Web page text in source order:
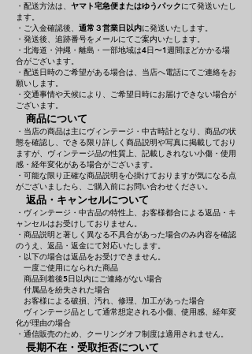
・配送方法は、 ヤマト宅急便またはゆうパックにて発送いたし
ます。
・ご入金確認後、 通常３営業日以内に発送いたします。
・発送後、追跡番号をメールにてご案内いたします。
・北海道・沖縄・離島・一部地域は4日〜1週間ほどかかる場
合がございます。
・配送日時のご希望がある場合は、当店へ電話にてご連絡をお
願いします。
・交通事情や天候により、ご希望日時にお届けできない場合が
ございます。
商品について
・当店の商品は主にヴィンテージ・中古時計となり、商品の状
態を確認し、できる限り詳しく商品説明や写真に掲載しており
ますが、ヴィンテージ品の性質上、記載しきれない小傷・使用
感・経年変化がある場合がございます。
・可能な限り正確な商品説明を心掛けておりますが気になる点
がございましたら、ご購入前にお問い合わせください。
返品・キャンセルについて
・ヴィンテージ・中古品の特性上、お客様都合による返品・キ
ャンセルはお受けしておりません。
・商品説明と著しく異なる不具合があった場合のみ内容を確認
のうえ、返品・返金にて対応いたします。
・以下の場合は返品をお受けできません。
一度ご使用になられた商品
商品到着後5日以内にご連絡がない場合
付属品を紛失された場合
お客様による破損、汚れ、修理、加工があった場合
ヴィンテージ品として通常想定される小傷、使用感、経年変
化が理由の場合
・通信販売のため、クーリングオフ制度は適用されません。
長期不在・受取拒否について